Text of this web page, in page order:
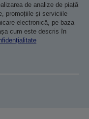
de analize de piață
promoțiile și serviciile
electronică, pe baza
cum este descris în